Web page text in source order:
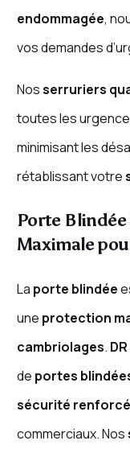
endommagée,
vos demandes
Nosserruriers
toutes les
minimisant les
rétablissant votre
Porte
Maximale
La porte blindée
une protection
cambriolages.
de portes
sécurité
commerciaux. Nos